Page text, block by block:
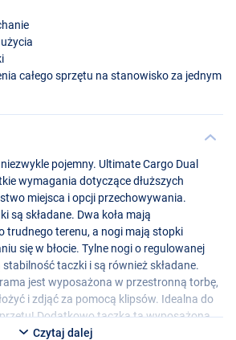
całego sprzętu na stanowisko za jednym
pojemny. Ultimate Cargo Dual
wymagania dotyczące dłuższych
miejsca i opcji przechowywania.
są składane. Dwa koła mają
trudnego terenu, a nogi mają stopki
się w błocie. Tylne nogi o regulowanej
taczki i są również składane.
jest wyposażona w przestronną torbę,
i zdjąć za pomocą klipsów. Idealna do
Dodatkowo taczka ta wyposażona
torbę na mniej ciężkie przedmioty
Czytaj dalej